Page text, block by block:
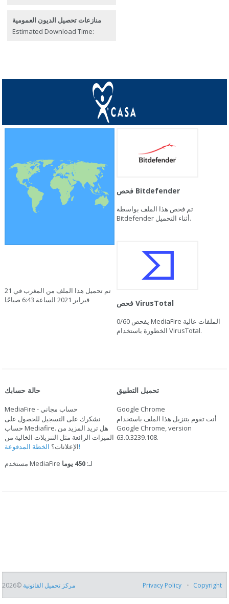
منازعات تحصيل الديون العمومية
Estimated Download Time:
تم تحميل هذا الملف من المغرب في 21
فبراير 2021 الساعة 6:43 صباحًا
فحص Bitdefender
تم فحص هذا الملف بواسطة
Bitdefender أثناء التحميل.
فحص VirusTotal
0/60
الخطورة باستخدام VirusTotal.
حالة حسابك
MediaFire - حساب مجاني
نشكرك على التسجيل للحصول على
حساب Mediafire. هل تريد المزيد من
الميزات الرائعة مثل التنزيلات الخالية من
الإعلانات؟الخطة المدفوعة!
مستخدم MediaFire لـ:450 يوما
تحميل التطبيق
Google Chrome
أنت تقوم بتنزيل هذا الملف باستخدام
Google Chrome, version
63.0.3239.108.
مركز تحميل القانونية ©2026 Privacy Policy Copyright